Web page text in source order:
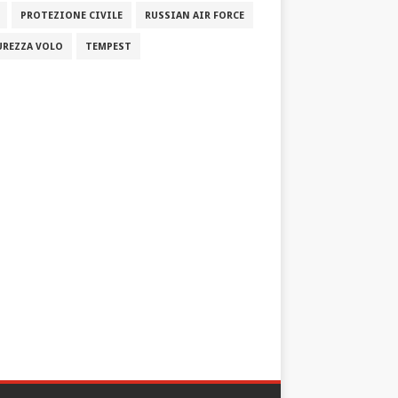
PROTEZIONE CIVILE RUSSIAN AIR FORCE
VOLO TEMPEST